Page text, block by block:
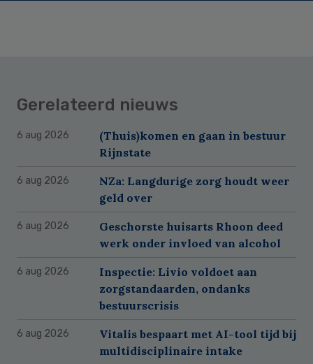
Gerelateerd nieuws
6 aug 2026
(Thuis)komen en gaan in bestuur
Rijnstate
6 aug 2026
NZa: Langdurige zorg houdt weer
geld over
6 aug 2026
Geschorste huisarts Rhoon deed
werk onder invloed van alcohol
6 aug 2026
Inspectie: Livio voldoet aan
zorgstandaarden, ondanks
bestuurscrisis
6 aug 2026
Vitalis bespaart met AI-tool tijd bij
multidisciplinaire intake